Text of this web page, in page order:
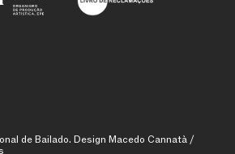
de Bailado. Design Macedo Cannatà /